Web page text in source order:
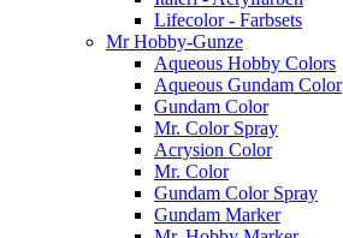
Lifecolor - Farbsets
Mr Hobby-Gunze
Aqueous Hobby Colors
Aqueous Gundam Color
Gundam Color
Mr. Color Spray
Acrysion Color
Mr. Color
Gundam Color Spray
Gundam Marker